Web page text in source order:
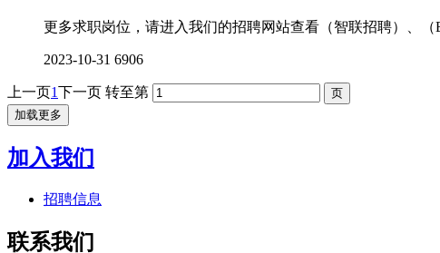
更多求职岗位，请进入我们的招聘网站查看（智联招聘）、（
2023-10-31 6906
上一页1下一页 转至第
加载更多
加入我们
招聘信息
联系我们